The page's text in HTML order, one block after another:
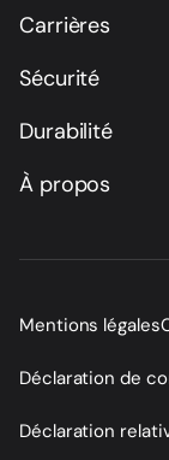
Carrières
Sécurité
Durabilité
À propos
Mentions légales
Déclaration de
Déclaration